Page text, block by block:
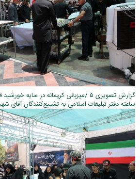
ساعته دفتر تبلیغات اسلامی به تشییع‌کنندگان آقای